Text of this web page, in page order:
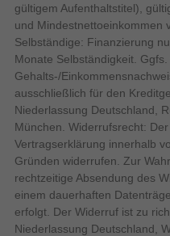
Der LG 65MRGB88B9B stellt
leistungsstarke Lösung für
Kombination aus der RGB-
Bildwiederholfrequenz von
solide Basis für den täglichen
Betriebssystem WebOS
Was bedeutet Mini RGB
LG Mini RGB evo ist unserer
bessere Bildqualität als die
Produktfarbe
Energie
Stromverbrauch
(Standardbetrieb)
Energieeffizienzskala A
Energieeffizienzklasse
Energieeffizienzklasse (HDR) G
1.000 Stunden
gültigem Aufenthaltstitel),
und Mindestnettoeinkommen
Selbständige: Finanzierung
Monate Selbständigkeit.
Gehalts-/
ausschließlich für den
Niederlassung Deutschland,
München. Widerrufsrecht:
Vertragserklärung innerhalb
Gründen widerrufen. Zur
rechtzeitige Absendung des
einem dauerhaften
erfolgt. Der Widerruf ist zu
Niederlassung Deutschland,